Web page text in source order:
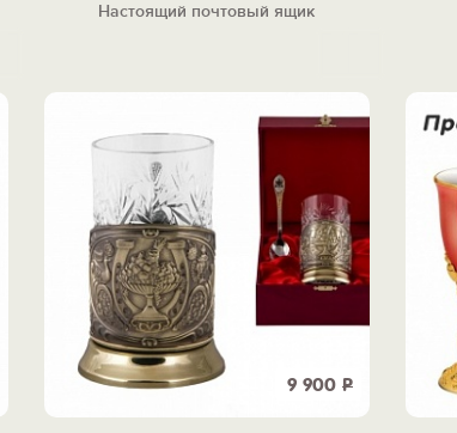
Настоящий почтовый ящик
9 900 Р